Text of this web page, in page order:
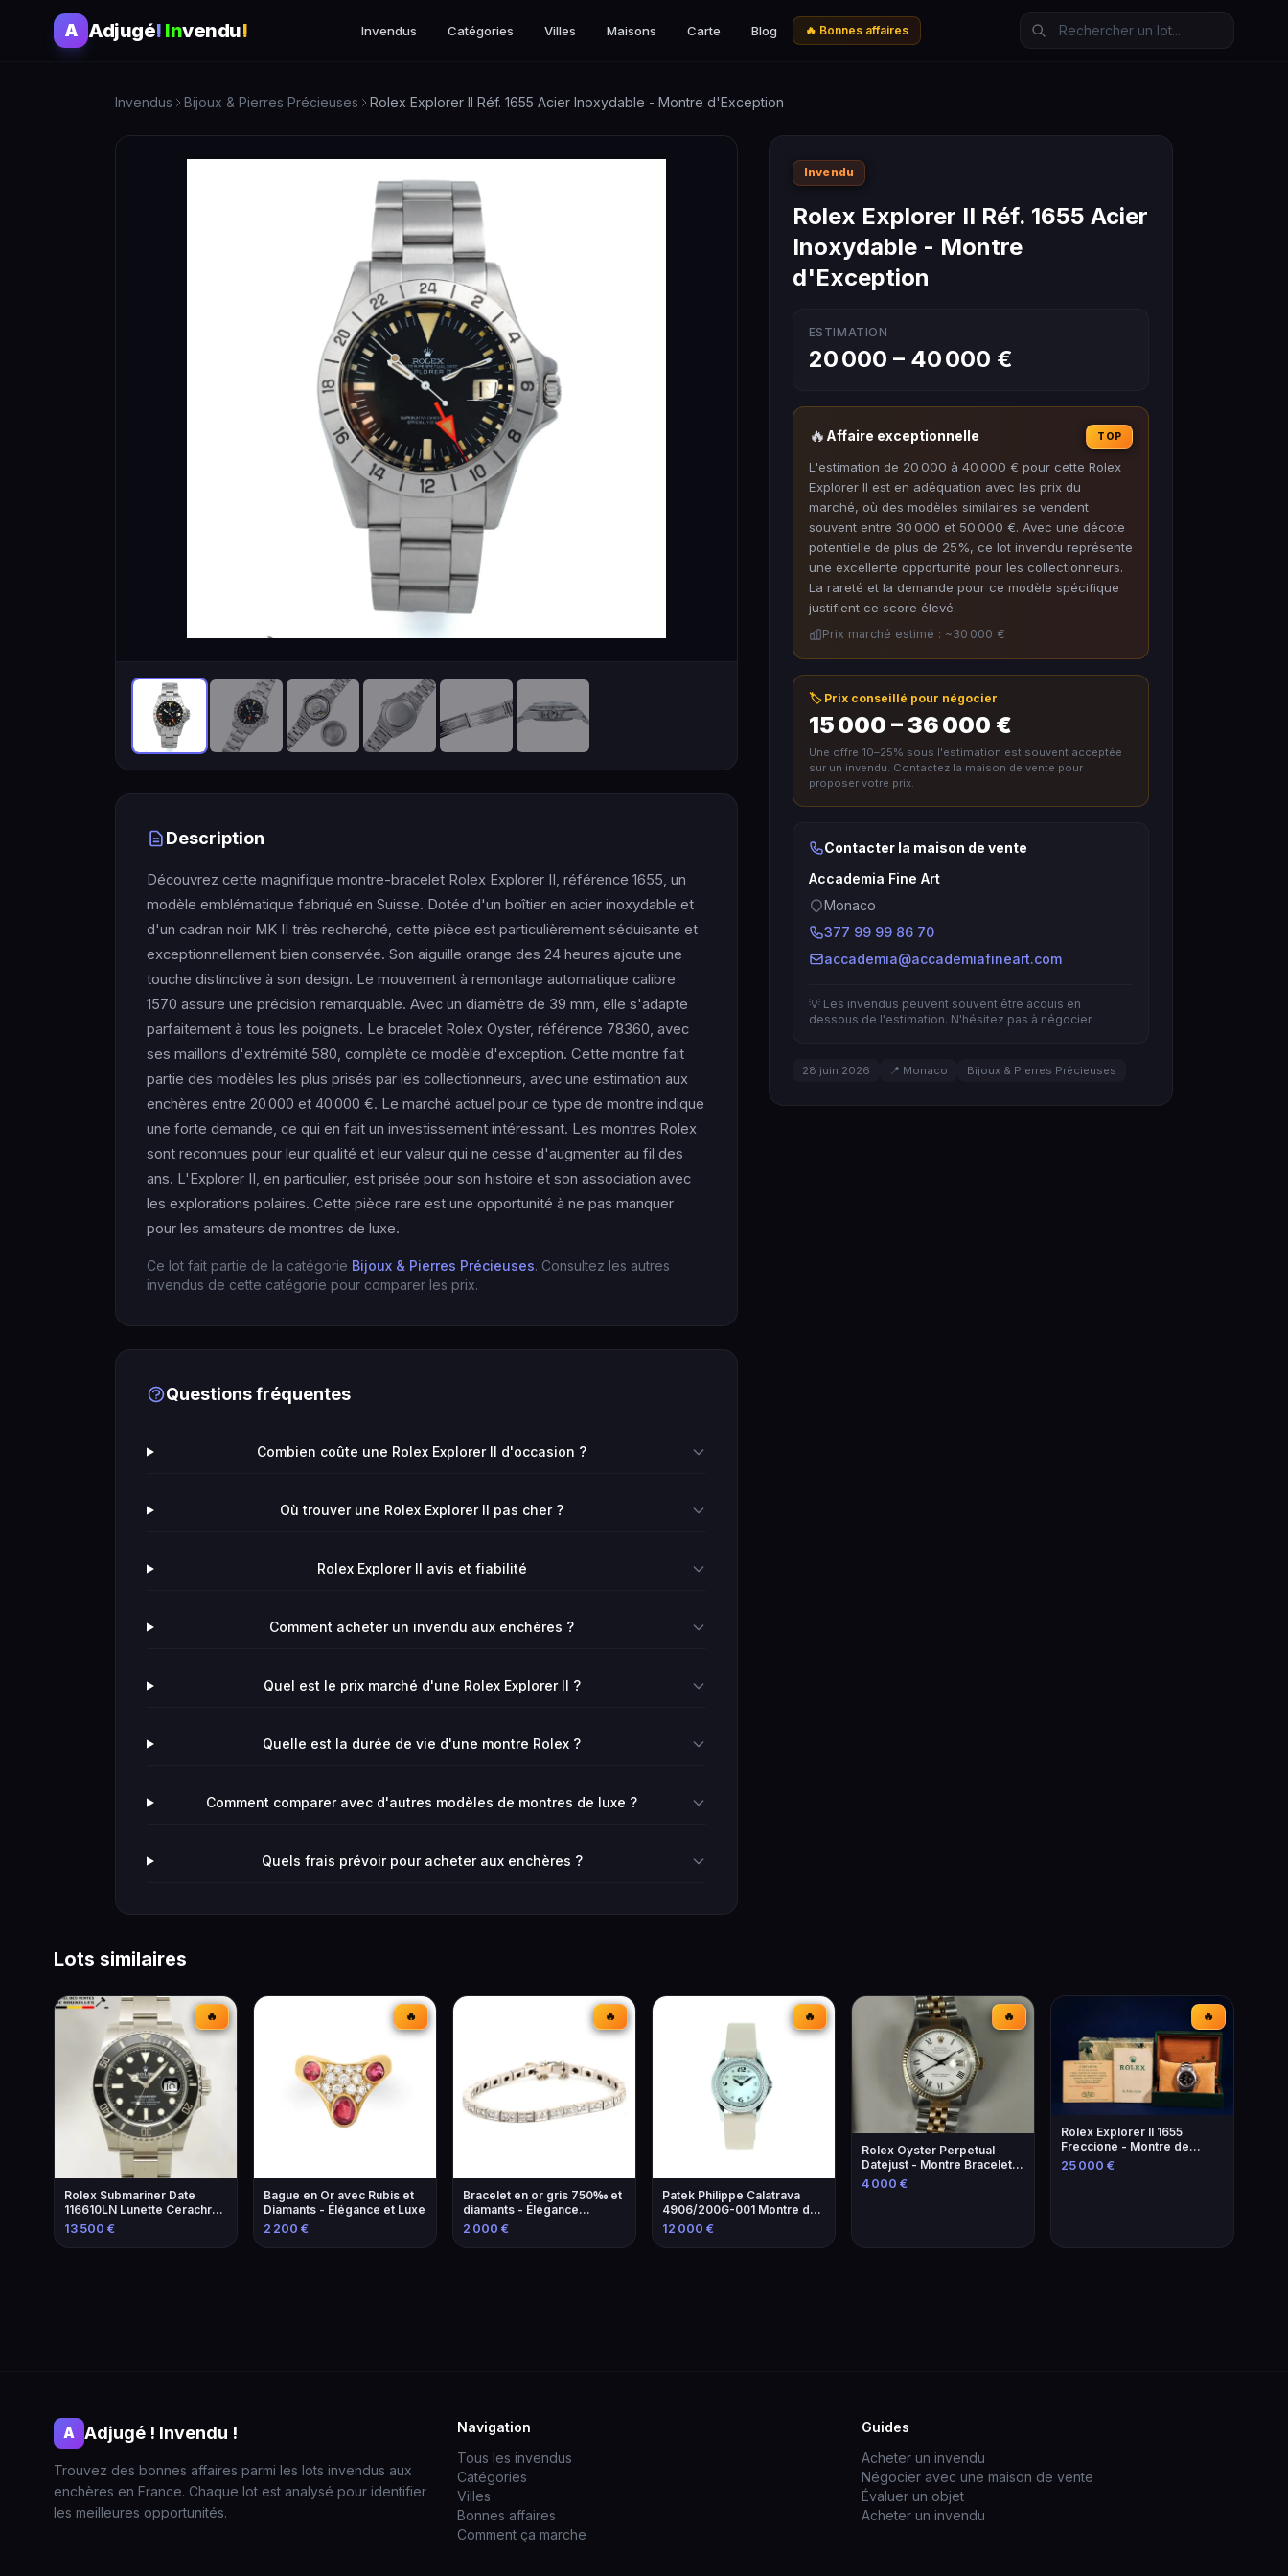
A Adjugé! Invendu! Invendus Catégories Villes Maisons Carte Blog 🔥 Bonnes affaires
Invendus Bijoux & Pierres Précieuses Rolex Explorer II Réf. 1655 Acier Inoxydable - Montre d'Exception
Description
Découvrez cette magnifique montre-bracelet Rolex Explorer II, référence 1655, un
modèle emblématique fabriqué en Suisse. Dotée d'un boîtier en acier inoxydable et
d'un cadran noir MK II très recherché, cette pièce est particulièrement séduisante et
exceptionnellement bien conservée. Son aiguille orange des 24 heures ajoute une
touche distinctive à son design. Le mouvement à remontage automatique calibre
1570 assure une précision remarquable. Avec un diamètre de 39 mm, elle s'adapte
parfaitement à tous les poignets. Le bracelet Rolex Oyster, référence 78360, avec
ses maillons d'extrémité 580, complète ce modèle d'exception. Cette montre fait
partie des modèles les plus prisés par les collectionneurs, avec une estimation aux
enchères entre 20 000 et 40 000 €. Le marché actuel pour ce type de montre indique
une forte demande, ce qui en fait un investissement intéressant. Les montres Rolex
sont reconnues pour leur qualité et leur valeur qui ne cesse d'augmenter au fil des
ans. L'Explorer II, en particulier, est prisée pour son histoire et son association avec
les explorations polaires. Cette pièce rare est une opportunité à ne pas manquer
pour les amateurs de montres de luxe.
Ce lot fait partie de la catégorie Bijoux & Pierres Précieuses. Consultez les autres
invendus de cette catégorie pour comparer les prix.
Questions fréquentes
Combien coûte une Rolex Explorer II d'occasion ?
Où trouver une Rolex Explorer II pas cher ?
Rolex Explorer II avis et fiabilité
Comment acheter un invendu aux enchères ?
Quel est le prix marché d'une Rolex Explorer II ?
Quelle est la durée de vie d'une montre Rolex ?
Comment comparer avec d'autres modèles de montres de luxe ?
Quels frais prévoir pour acheter aux enchères ?
Invendu
Rolex Explorer II Réf. 1655 Acier
Inoxydable - Montre
d'Exception
ESTIMATION
20 000 – 40 000 €
🔥 Affaire exceptionnelle TOP
L'estimation de 20 000 à 40 000 € pour cette Rolex
Explorer II est en adéquation avec les prix du
marché, où des modèles similaires se vendent
souvent entre 30 000 et 50 000 €. Avec une décote
potentielle de plus de 25%, ce lot invendu représente
une excellente opportunité pour les collectionneurs.
La rareté et la demande pour ce modèle spécifique
justifient ce score élevé.
Prix marché estimé : ~30 000 €
🏷️ Prix conseillé pour négocier
15 000 – 36 000 €
Une offre 10–25% sous l'estimation est souvent acceptée
sur un invendu. Contactez la maison de vente pour
proposer votre prix.
Contacter la maison de vente
Accademia Fine Art
Monaco
377 99 99 86 70
accademia@accademiafineart.com
💡 Les invendus peuvent souvent être acquis en
dessous de l'estimation. N'hésitez pas à négocier.
28 juin 2026 📍 Monaco Bijoux & Pierres Précieuses
Lots similaires
🔥
Rolex Submariner Date
116610LN Lunette Cerachro
- Montre de Luxe
13 500 €
🔥
Bague en Or avec Rubis et
Diamants - Élégance et Luxe
2 200 €
🔥
Bracelet en or gris 750‰ et
diamants - Élégance
intemporelle
2 000 €
🔥
Patek Philippe Calatrava
4906/200G-001 Montre de
Luxe
12 000 €
🔥
Rolex Oyster Perpetual
Datejust - Montre Bracelet
Luxe
4 000 €
🔥
Rolex Explorer II 1655
Freccione - Montre de
collection rare
25 000 €
A Adjugé ! Invendu !
Trouvez des bonnes affaires parmi les lots invendus aux
enchères en France. Chaque lot est analysé pour identifier
les meilleures opportunités.
Navigation
Tous les invendus
Catégories
Villes
Bonnes affaires
Comment ça marche
Guides
Acheter un invendu
Négocier avec une maison de vente
Évaluer un objet
Acheter un invendu